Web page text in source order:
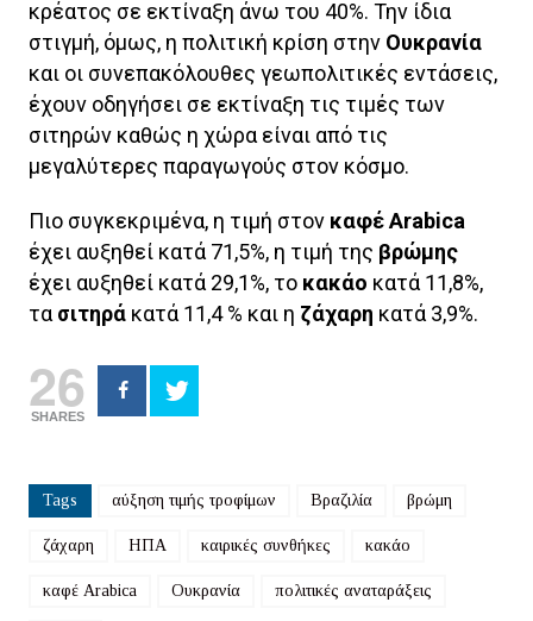
κρέατος σε εκτίναξη άνω του 40%. Την ίδια
στιγμή, όμως, η πολιτική κρίση στην Ουκρανία
και οι συνεπακόλουθες γεωπολιτικές εντάσεις,
έχουν οδηγήσει σε εκτίναξη τις τιμές των
σιτηρών καθώς η χώρα είναι από τις
μεγαλύτερες παραγωγούς στον κόσμο.
Πιο συγκεκριμένα, η τιμή στον καφέ Arabica
έχει αυξηθεί κατά 71,5%, η τιμή της βρώμης
έχει αυξηθεί κατά 29,1%, το κακάο κατά 11,8%,
τα σιτηρά κατά 11,4 % και η ζάχαρη κατά 3,9%.
26
SHARES
Tags αύξηση τιμής τροφίμων Βραζιλία βρώμη
ζάχαρη ΗΠΑ καιρικές συνθήκες κακάο
καφέ Arabica Ουκρανία πολιτικές αναταράξεις